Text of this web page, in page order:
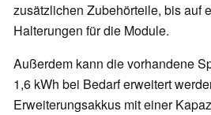
zusätzlichen Zubehörteile, bis auf
Halterungen für die Module.
Außerdem kann die vorhandene
1,6 kWh bei Bedarf erweitert
Erweiterungsakkus mit einer